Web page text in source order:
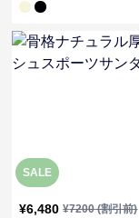
SALE
¥6,480 ¥7200(割引前)